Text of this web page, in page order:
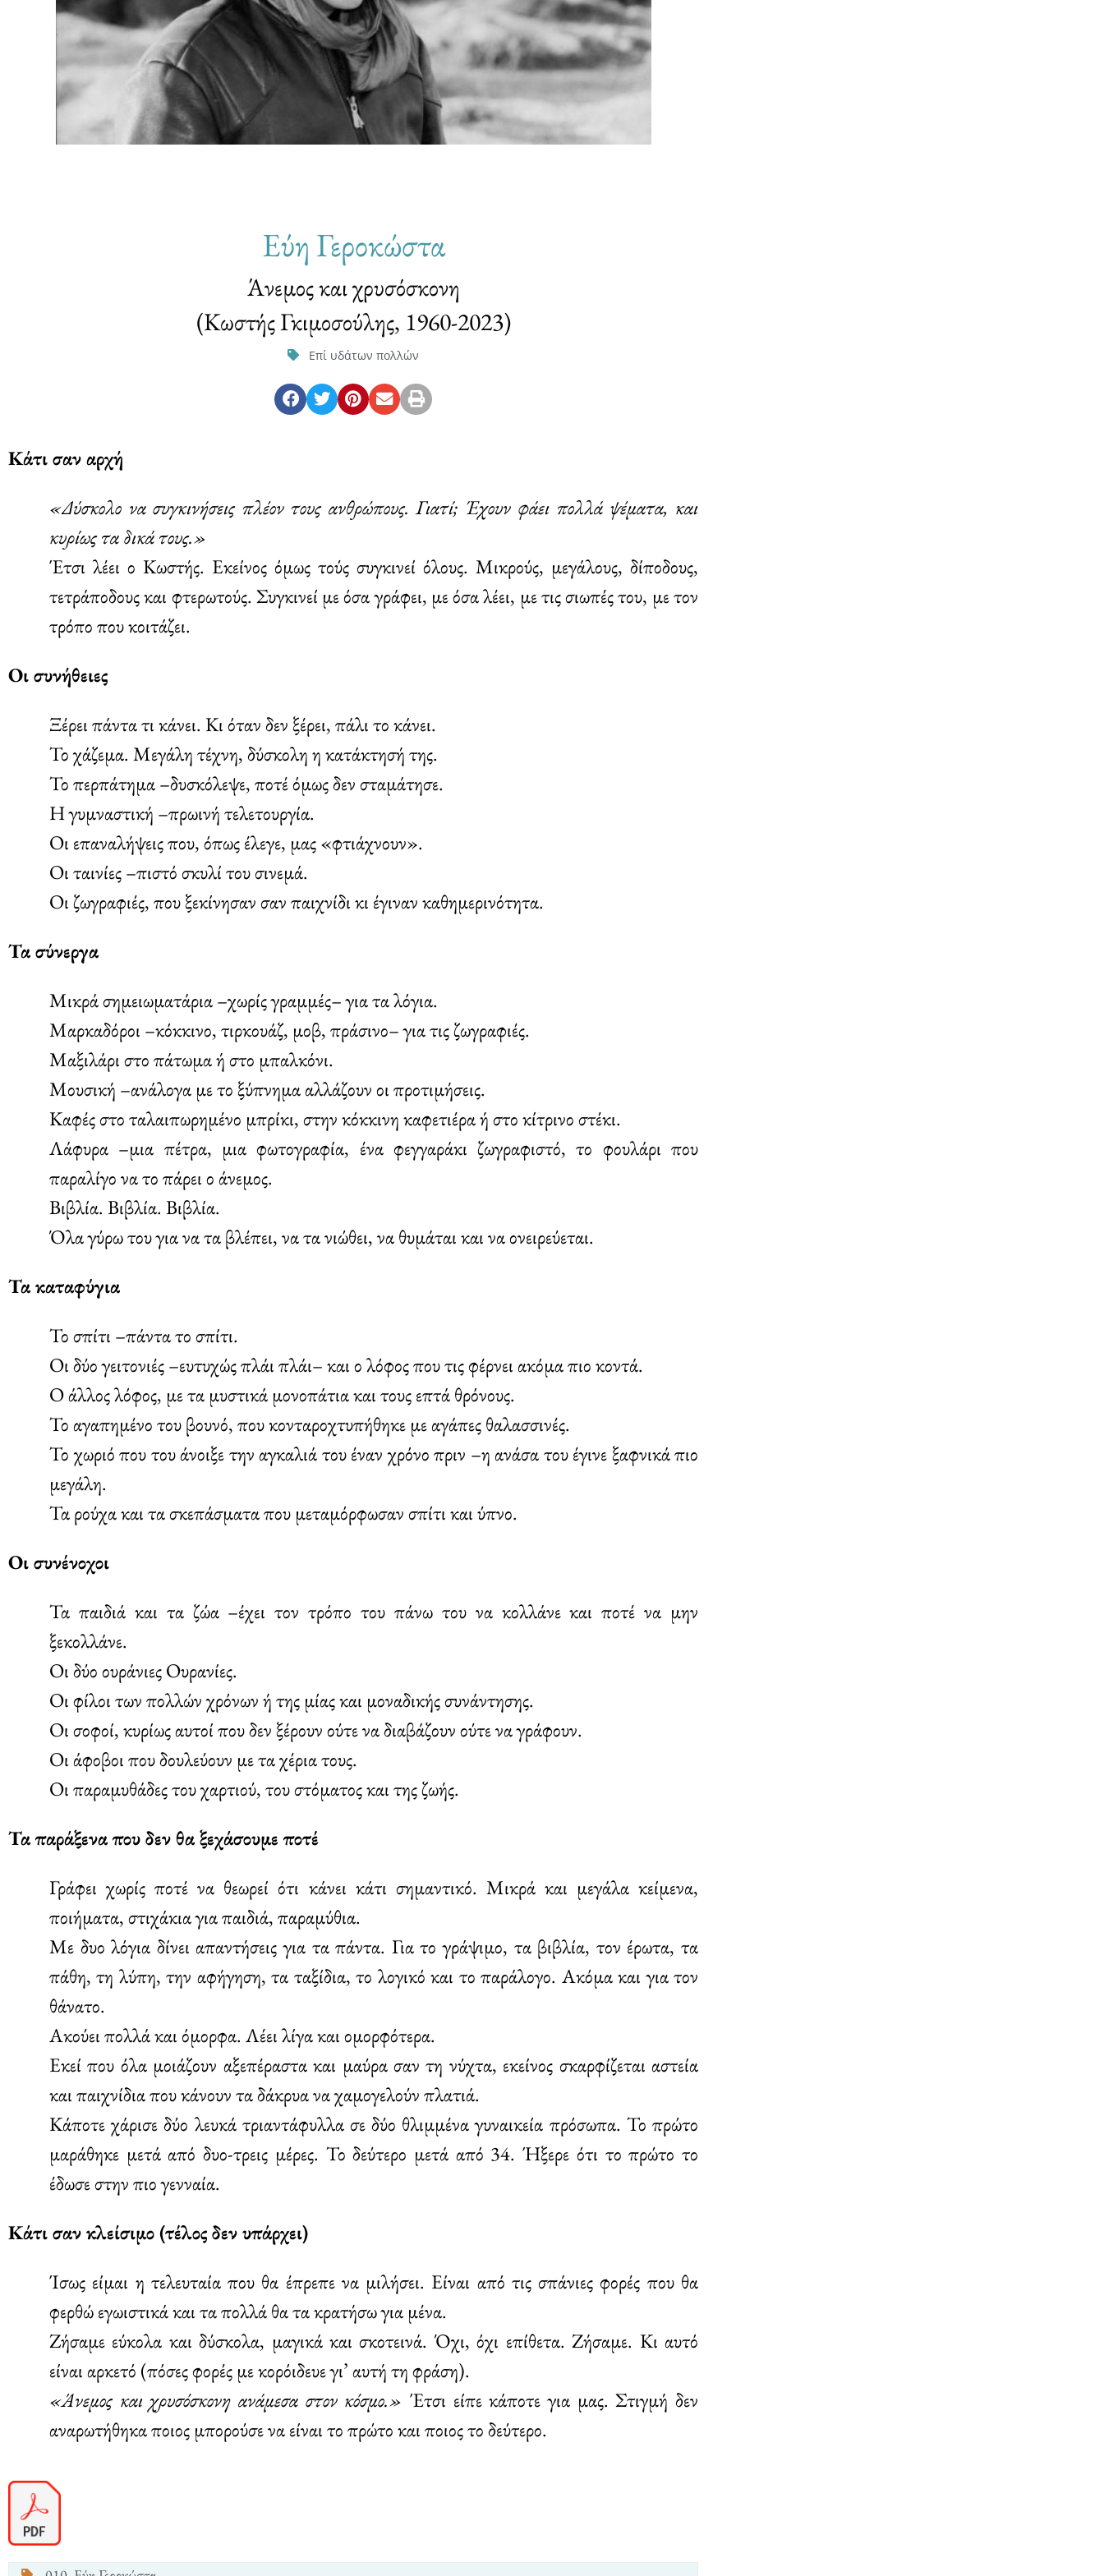
Εύη Γεροκώστα
Άνεμος και χρυσόσκονη
(Κωστής Γκιμοσούλης, 1960-2023)
Επί υδάτων πολλών
Κάτι σαν αρχή
«Δύσκολο να συγκινήσεις πλέον τους ανθρώπους. Γιατί; Έχουν φάει πολλά ψέματα, και
κυρίως τα δικά τους.»
Έτσι λέει ο Κωστής. Εκείνος όμως τούς συγκινεί όλους. Μικρούς, μεγάλους, δίποδους,
τετράποδους και φτερωτούς. Συγκινεί με όσα γράφει, με όσα λέει, με τις σιωπές του, με τον
τρόπο που κοιτάζει.
Οι συνήθειες
Ξέρει πάντα τι κάνει. Κι όταν δεν ξέρει, πάλι το κάνει.
Το χάζεμα. Μεγάλη τέχνη, δύσκολη η κατάκτησή της.
Το περπάτημα –δυσκόλεψε, ποτέ όμως δεν σταμάτησε.
Η γυμναστική –πρωινή τελετουργία.
Οι επαναλήψεις που, όπως έλεγε, μας «φτιάχνουν».
Οι ταινίες –πιστό σκυλί του σινεμά.
Οι ζωγραφιές, που ξεκίνησαν σαν παιχνίδι κι έγιναν καθημερινότητα.
Τα σύνεργα
Μικρά σημειωματάρια –χωρίς γραμμές– για τα λόγια.
Μαρκαδόροι –κόκκινο, τιρκουάζ, μοβ, πράσινο– για τις ζωγραφιές.
Μαξιλάρι στο πάτωμα ή στο μπαλκόνι.
Μουσική –ανάλογα με το ξύπνημα αλλάζουν οι προτιμήσεις.
Καφές στο ταλαιπωρημένο μπρίκι, στην κόκκινη καφετιέρα ή στο κίτρινο στέκι.
Λάφυρα –μια πέτρα, μια φωτογραφία, ένα φεγγαράκι ζωγραφιστό, το φουλάρι που
παραλίγο να το πάρει ο άνεμος.
Βιβλία. Βιβλία. Βιβλία.
Όλα γύρω του για να τα βλέπει, να τα νιώθει, να θυμάται και να ονειρεύεται.
Τα καταφύγια
Το σπίτι –πάντα το σπίτι.
Οι δύο γειτονιές –ευτυχώς πλάι πλάι– και ο λόφος που τις φέρνει ακόμα πιο κοντά.
Ο άλλος λόφος, με τα μυστικά μονοπάτια και τους επτά θρόνους.
Το αγαπημένο του βουνό, που κονταροχτυπήθηκε με αγάπες θαλασσινές.
Το χωριό που του άνοιξε την αγκαλιά του έναν χρόνο πριν –η ανάσα του έγινε ξαφνικά πιο
μεγάλη.
Τα ρούχα και τα σκεπάσματα που μεταμόρφωσαν σπίτι και ύπνο.
Οι συνένοχοι
Τα παιδιά και τα ζώα –έχει τον τρόπο του πάνω του να κολλάνε και ποτέ να μην
ξεκολλάνε.
Οι δύο ουράνιες Ουρανίες.
Οι φίλοι των πολλών χρόνων ή της μίας και μοναδικής συνάντησης.
Οι σοφοί, κυρίως αυτοί που δεν ξέρουν ούτε να διαβάζουν ούτε να γράφουν.
Οι άφοβοι που δουλεύουν με τα χέρια τους.
Οι παραμυθάδες του χαρτιού, του στόματος και της ζωής.
Τα παράξενα που δεν θα ξεχάσουμε ποτέ
Γράφει χωρίς ποτέ να θεωρεί ότι κάνει κάτι σημαντικό. Μικρά και μεγάλα κείμενα,
ποιήματα, στιχάκια για παιδιά, παραμύθια.
Με δυο λόγια δίνει απαντήσεις για τα πάντα. Για το γράψιμο, τα βιβλία, τον έρωτα, τα
πάθη, τη λύπη, την αφήγηση, τα ταξίδια, το λογικό και το παράλογο. Ακόμα και για τον
θάνατο.
Ακούει πολλά και όμορφα. Λέει λίγα και ομορφότερα.
Εκεί που όλα μοιάζουν αξεπέραστα και μαύρα σαν τη νύχτα, εκείνος σκαρφίζεται αστεία
και παιχνίδια που κάνουν τα δάκρυα να χαμογελούν πλατιά.
Κάποτε χάρισε δύο λευκά τριαντάφυλλα σε δύο θλιμμένα γυναικεία πρόσωπα. Το πρώτο
μαράθηκε μετά από δυο-τρεις μέρες. Το δεύτερο μετά από 34. Ήξερε ότι το πρώτο το
έδωσε στην πιο γενναία.
Κάτι σαν κλείσιμο (τέλος δεν υπάρχει)
Ίσως είμαι η τελευταία που θα έπρεπε να μιλήσει. Είναι από τις σπάνιες φορές που θα
φερθώ εγωιστικά και τα πολλά θα τα κρατήσω για μένα.
Ζήσαμε εύκολα και δύσκολα, μαγικά και σκοτεινά. Όχι, όχι επίθετα. Ζήσαμε. Κι αυτό
είναι αρκετό (πόσες φορές με κορόιδευε γι’ αυτή τη φράση).
«Άνεμος και χρυσόσκονη ανάμεσα στον κόσμο.» Έτσι είπε κάποτε για μας. Στιγμή δεν
αναρωτήθηκα ποιος μπορούσε να είναι το πρώτο και ποιος το δεύτερο.